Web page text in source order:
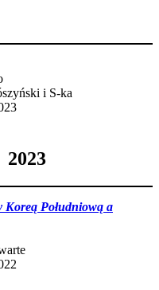
i S-ka
2023
Koreą Południową a